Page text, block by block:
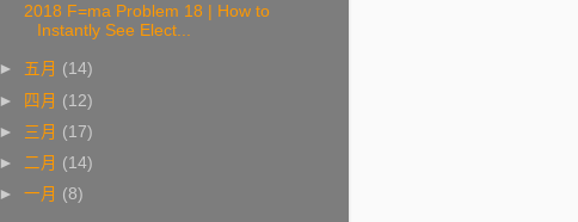
2018 F=ma Problem 18 | How to
Instantly See Elect...
► 五月 (14)
►
四月 (12)
► 三月 (17)
►
二月 (14)
►一月 (8)